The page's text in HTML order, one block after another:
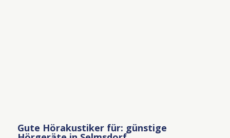
Gute Hörakustiker für: günstige